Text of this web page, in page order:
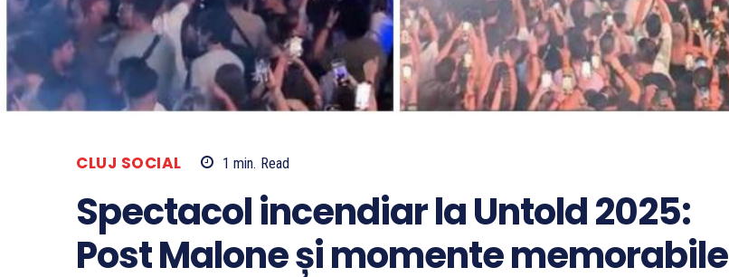
CLUJ SOCIAL 1 min. Read
Spectacol incendiar la Untold 2025:
Post Malone și momente memorabile